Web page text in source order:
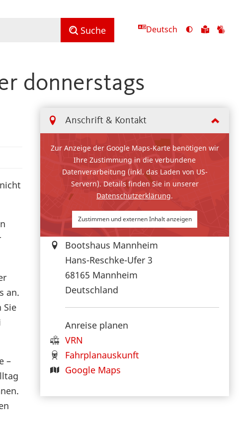
Suche Deutsch
Ansicht
Zu
donnerstags
Anschrift & Kontakt
Zur Anzeige der Google Maps-Karte benötigen wir
Ihre Zustimmung in die verbundene
Datenverarbeitung (inkl. das Laden von US-
Servern). Details finden Sie in unserer
Datenschutzerklärung.
Zustimmen und externen Inhalt anzeigen
Bootshaus Mannheim
Hans-Reschke-Ufer 3
68165 Mannheim
Deutschland
Anreise planen
VRN
Fahrplanauskunft
Google Maps
an.
Sie
–